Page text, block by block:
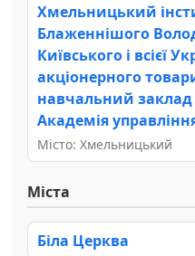
Хмельницький
Блаженнішого
Київського і всієї
акціонерного
навчальний заклад
Академія
Місто: Хмельницький
Міста
Біла Церква